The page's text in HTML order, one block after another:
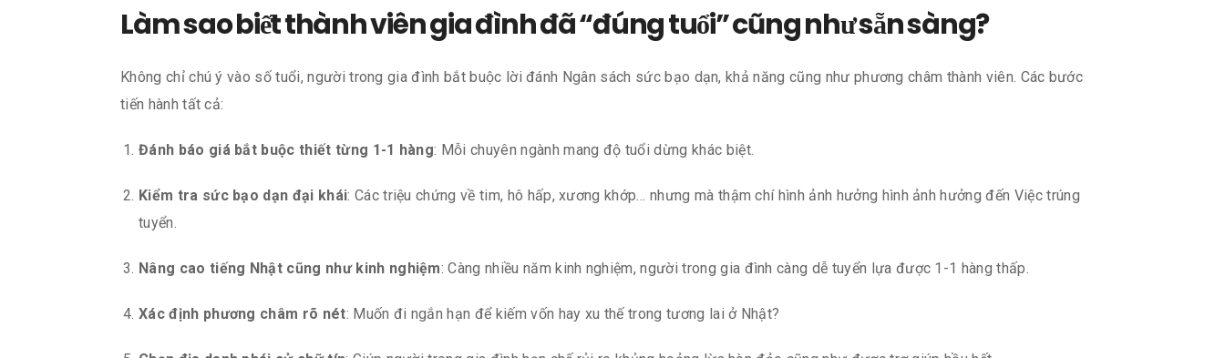
Làm sao biết thành viên gia đình đã “đúng tuổi” cũng như sẵn sàng?
Không chỉ chú ý vào số tuổi, người trong gia đình bắt buộc lời đánh Ngân sách sức bạo dạn, khả năng cũng như phương châm thành viên. Các bước
tiến hành tất cả:
Đánh báo giá bắt buộc thiết từng 1-1 hàng: Mỗi chuyên ngành mang độ tuổi dừng khác biệt.
Kiểm tra sức bạo dạn đại khái: Các triệu chứng về tim, hô hấp, xương khớp… nhưng mà thậm chí hình ảnh hưởng hình ảnh hưởng đến Việc trúng
tuyển.
Nâng cao tiếng Nhật cũng như kinh nghiệm: Càng nhiều năm kinh nghiệm, người trong gia đình càng dễ tuyển lựa được 1-1 hàng thấp.
Xác định phương châm rõ nét: Muốn đi ngắn hạn để kiếm vốn hay xu thế trong tương lai ở Nhật?